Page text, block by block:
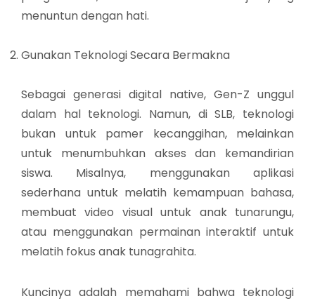
menuntun dengan hati.
Gunakan Teknologi Secara Bermakna
Sebagai generasi digital native, Gen-Z unggul
dalam hal teknologi. Namun, di SLB, teknologi
bukan untuk pamer kecanggihan, melainkan
untuk menumbuhkan akses dan kemandirian
siswa. Misalnya, menggunakan aplikasi
sederhana untuk melatih kemampuan bahasa,
membuat video visual untuk anak tunarungu,
atau menggunakan permainan interaktif untuk
melatih fokus anak tunagrahita.
Kuncinya adalah memahami bahwa teknologi